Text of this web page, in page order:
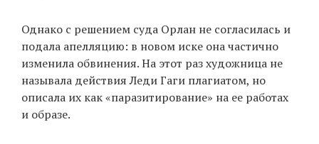
Однако с решением суда Орлан не согласилась и
подала апелляцию: в новом иске она частично
изменила обвинения. На этот раз художница не
называла действия Леди Гаги плагиатом, но
описала их как «паразитирование» на ее работах
и образе.